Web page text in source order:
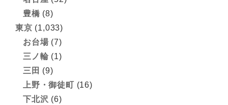
豊橋 (8)
東京 (1,033)
お台場 (7)
三ノ輪 (1)
三田 (9)
上野・御徒町 (16)
下北沢 (6)